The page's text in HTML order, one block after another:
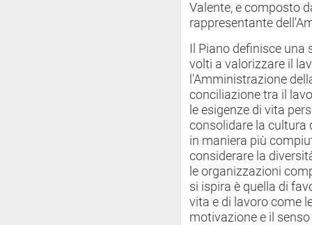
Valente, e composto
rappresentante
Il Piano definisce
volti a valorizzare il
l'Amministrazione
conciliazione tra il
le esigenze di vita
consolidare la cultura
in maniera più
considerare la
le organizzazioni
si ispira è quella di
vita e di lavoro come
motivazione e il